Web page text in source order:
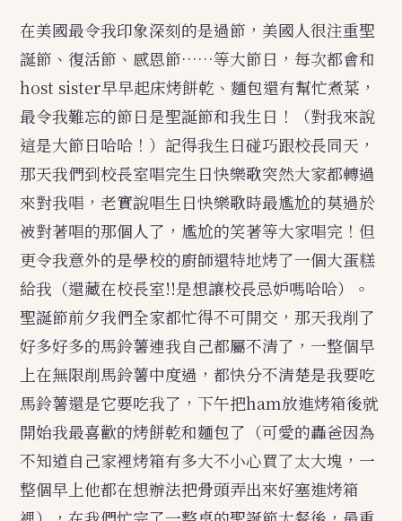
在美國最令我印象深刻的是過節，美國人很注重聖
誕節、復活節、感恩節……等大節日，每次都會和
host sister早早起床烤餅乾、麵包還有幫忙煮菜，
最令我難忘的節日是聖誕節和我生日！（對我來說
這是大節日哈哈！）記得我生日碰巧跟校長同天，
那天我們到校長室唱完生日快樂歌突然大家都轉過
來對我唱，老實說唱生日快樂歌時最尷尬的莫過於
被對著唱的那個人了，尷尬的笑著等大家唱完！但
更令我意外的是學校的廚師還特地烤了一個大蛋糕
給我（還藏在校長室!!是想讓校長忌妒嗎哈哈）。
聖誕節前夕我們全家都忙得不可開交，那天我削了
好多好多的馬鈴薯連我自己都屬不清了，一整個早
上在無限削馬鈴薯中度過，都快分不清楚是我要吃
馬鈴薯還是它要吃我了，下午把ham放進烤箱後就
開始我最喜歡的烤餅乾和麵包了（可愛的轟爸因為
不知道自己家裡烤箱有多大不小心買了太大塊，一
整個早上他都在想辦法把骨頭弄出來好塞進烤箱